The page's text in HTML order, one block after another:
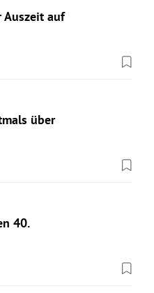
Auszeit auf
über
40.